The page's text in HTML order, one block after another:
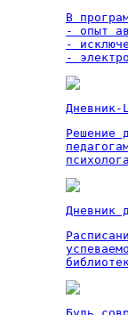
В
- опыт
-
-
Дневник-
Решение
Дневник